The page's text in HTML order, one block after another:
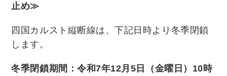
止め≫
四国カルスト縦断線は、下記日時より冬季閉鎖
します。
冬季閉鎖期間：令和7年12月5日（金曜日）10時